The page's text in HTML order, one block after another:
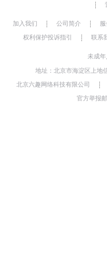
┊
加入我们 ┊ 公司简介 ┊
权利保护投诉指引
┊ 联系
未成
地址：北京市海淀区上地
北京六趣网络科技有限公司
┊
官方举报